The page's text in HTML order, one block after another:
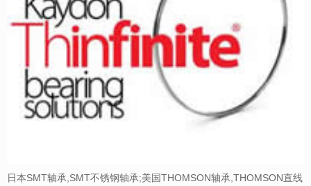
日本SMT轴承,SMT不锈钢轴承;美国THOMSON轴承,THOMSON直线